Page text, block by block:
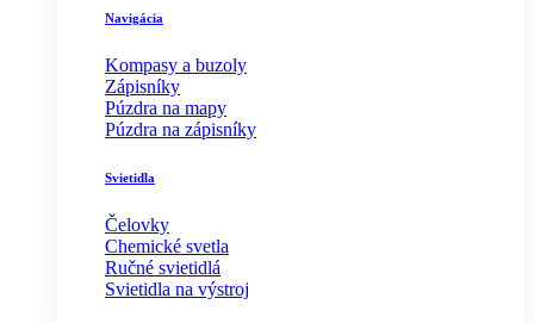
Navigácia
Kompasy a buzoly
Zápisníky
Púzdra na mapy
Púzdra na zápisníky
Svietidla
Čelovky
Chemické svetla
Ručné svietidlá
Svietidla na výstroj